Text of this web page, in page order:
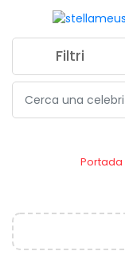
Filtri
Portada